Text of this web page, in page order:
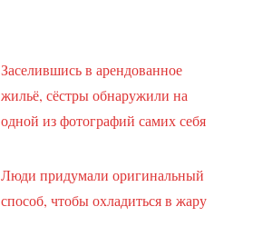
Заселившись в арендованное
жильё, сёстры обнаружили на
одной из фотографий самих себя
Люди придумали оригинальный
способ, чтобы охладиться в жару